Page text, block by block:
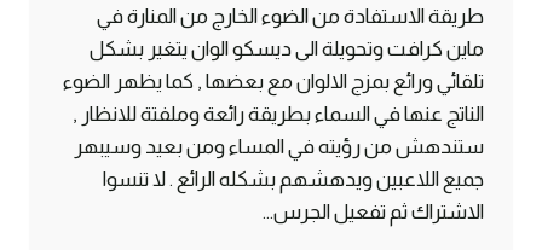
طريقة الاستفادة من الضوء الخارج من المنارة في
ماين كرافت وتحويلة الى ديسكو الوان يتغير بشكل
تلقائي ورائع بمزج الالوان مع بعضها , كما يظهر الضوء
الناتج عنها في السماء بطريقة رائعة وملفتة للانظار ,
ستندهش من رؤيته في المساء ومن بعيد وسيبهر
جميع اللاعبين ويدهشهم بشكله الرائع . لا تنسوا
الاشتراك ثم تفعيل الجرس…